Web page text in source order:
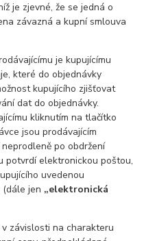
je zjevné, že se jedná o
závazná a kupní smlouva
je kupujícímu
které do objednávky
kupujícího zjišťovat
dat do objednávky.
kliknutím na tlačítko
jsou prodávajícím
po obdržení
potvrdí elektronickou poštou,
uvedenou
(dále jen „elektronická
závislosti na charakteru